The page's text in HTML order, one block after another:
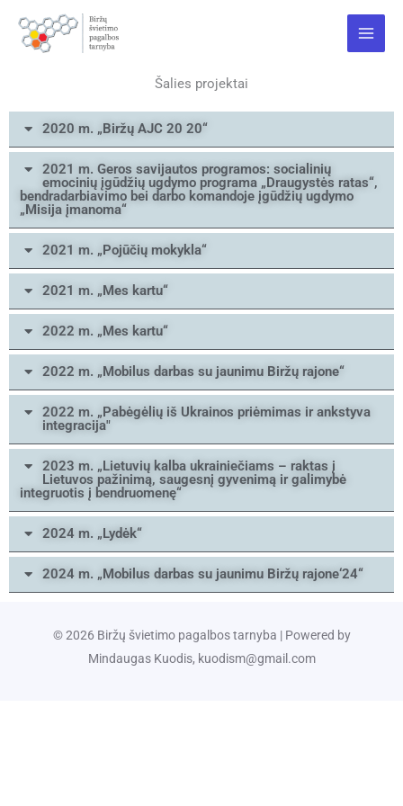
Main
Menu
Šalies projektai
2020 m. „Biržų AJC 20 20“
2021 m. Geros savijautos programos: socialinių
emocinių įgūdžių ugdymo programa „Draugystės ratas“,
bendradarbiavimo bei darbo komandoje įgūdžių ugdymo
„Misija įmanoma“
2021 m. „Pojūčių mokykla“
2021 m. „Mes kartu“
2022 m. „Mes kartu“
2022 m. „Mobilus darbas su jaunimu Biržų rajone“
2022 m. „Pabėgėlių iš Ukrainos priėmimas ir ankstyva
integracija"
2023 m. „Lietuvių kalba ukrainiečiams – raktas į
Lietuvos pažinimą, saugesnį gyvenimą ir galimybė
integruotis į bendruomenę“
2024 m. „Lydėk“
2024 m. „Mobilus darbas su jaunimu Biržų rajone‘24“
© 2026 Biržų švietimo pagalbos tarnyba | Powered by
Mindaugas Kuodis, kuodism@gmail.com